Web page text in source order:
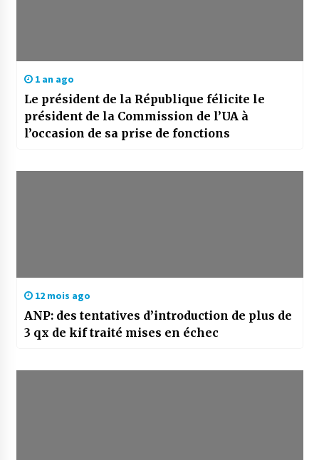
1 an ago
Le président de la République félicite le
président de la Commission de l’UA à
l’occasion de sa prise de fonctions
12 mois ago
ANP: des tentatives d’introduction de plus de
3 qx de kif traité mises en échec